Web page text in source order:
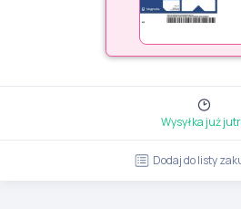
Wysyłka już
Dodaj do listy